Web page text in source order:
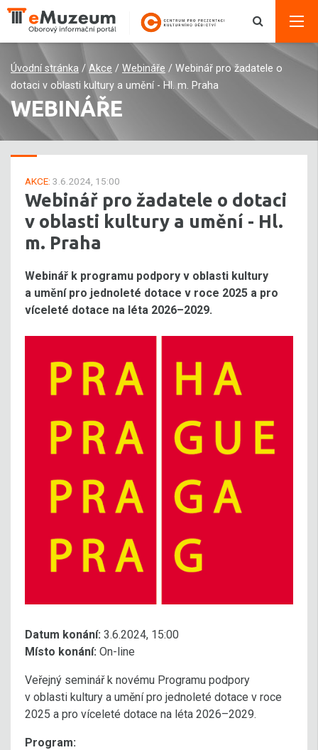
Úvodní stránka / Akce / Webináře / Webinář pro žadatele o
dotaci v oblasti kultury a umění - Hl. m. Praha
WEBINÁŘE
AKCE: 3.6.2024, 15:00
Webinář pro žadatele o dotaci
v oblasti kultury a umění - Hl.
m. Praha
Webinář k programu podpory v oblasti kultury
a umění pro jednoleté dotace v roce 2025 a pro
víceleté dotace na léta 2026–2029.
Datum konání: 3.6.2024, 15:00
Místo konání: On-line
Veřejný seminář k novému Programu podpory
v oblasti kultury a umění pro jednoleté dotace v roce
2025 a pro víceleté dotace na léta 2026–2029.
Program: